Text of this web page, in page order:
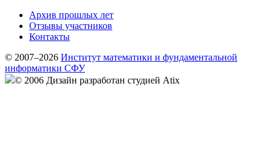
Архив прошлых лет
Отзывы участников
Контакты
© 2007–2026 Институт математики и фундаментальной
информатики СФУ
© 2006 Дизайн разработан студией Atix